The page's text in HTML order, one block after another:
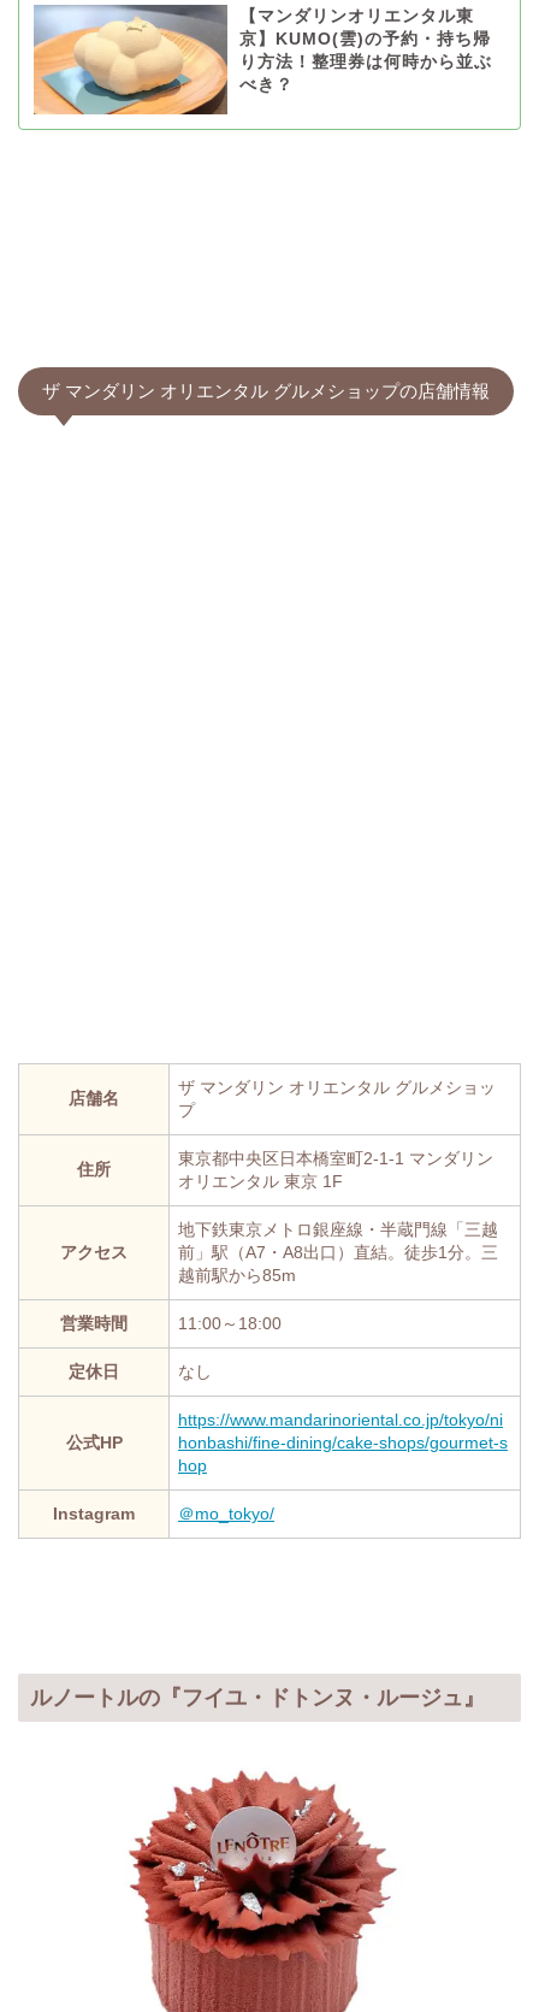
【マンダリンオリエンタル東
京】KUMO(雲)の予約・持ち帰
り方法！整理券は何時から並ぶ
べき？
ザ マンダリン オリエンタル グルメショップの店舗情報
店舗名
ザ マンダリン オリエンタル グルメショッ
プ
住所
東京都中央区日本橋室町2-1-1 マンダリン
オリエンタル 東京 1F
アクセス
地下鉄東京メトロ銀座線・半蔵門線「三越
前」駅（A7・A8出口）直結。徒歩1分。三
越前駅から85m
営業時間 11:00～18:00
定休日 なし
公式HP
https://www.mandarinoriental.co.jp/tokyo/ni
honbashi/fine-dining/cake-shops/gourmet-s
hop
Instagram ＠mo_tokyo/
ルノートルの『フイユ・ドトンヌ・ルージュ』